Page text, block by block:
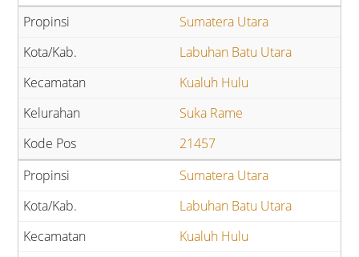
Sumatera Utara
Labuhan Batu Utara
Kualuh Hulu
Suka Rame
21457
Sumatera Utara
Labuhan Batu Utara
Kualuh Hulu